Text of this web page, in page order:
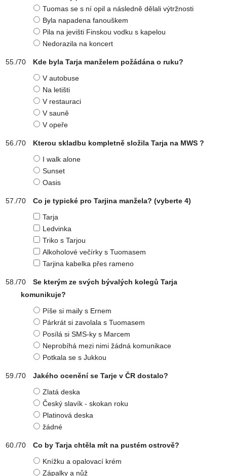
Tuomas se s ní opil a následně dělali výtržnosti
Byla napadena fanouškem
Pila na jevišti Finskou vodku s kapelou
Nedorazila na koncert
Kde byla Tarja manželem požádána o ruku?
V autobuse
Na letišti
V restauraci
V sauně
V opeře
Kterou skladbu kompletně složila Tarja na MWS ?
I walk alone
Sunset
Oasis
Co je typické pro Tarjina manžela? (vyberte 4)
Tarja
Ledvinka
Triko s Tarjou
Alkoholové večírky s Tuomasem
Tarjina kabelka přes rameno
Se kterým ze svých bývalých kolegů Tarja
komunikuje?
Píše si maily s Ernem
Párkrát si zavolala s Tuomasem
Posílá si SMS-ky s Marcem
Neprobíhá mezi nimi žádná komunikace
Potkala se s Jukkou
Jakého ocenění se Tarje v ČR dostalo?
Zlatá deska
Český slavík - skokan roku
Platinová deska
žádné
Co by Tarja chtěla mít na pustém ostrově?
Knížku a opalovací krém
Zápalky a nůž